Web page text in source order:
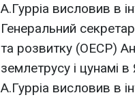
А.Гурріа висловив в
Генеральний
та розвитку (ОЕСР)
землетрусу і цунамі
А.Гурріа висловив в